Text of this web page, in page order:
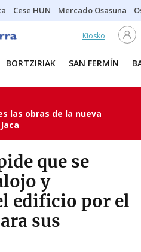
Cese HUN Mercado Osasuna
Kiosko
BORTZIRIAK SAN FERMÍN
las obras de la nueva
que se
y
edificio por el
sus